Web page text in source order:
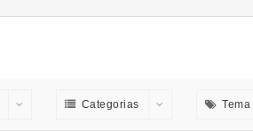
Categorias Tema